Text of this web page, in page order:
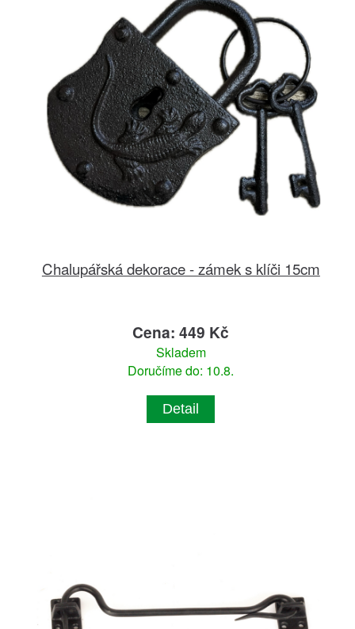
Chalupářská dekorace - zámek s klíči 15cm
Cena: 449 Kč
Skladem
Doručíme do: 10.8.
Detail